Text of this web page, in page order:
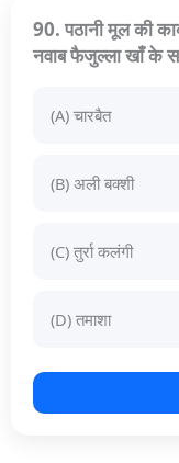
90. पठानी मूल की
नवाब फैजुल्ला खाँ के
(A) चारबैत
(B) अली बक्शी
(C) तुर्रा कलंगी
(D) तमाशा